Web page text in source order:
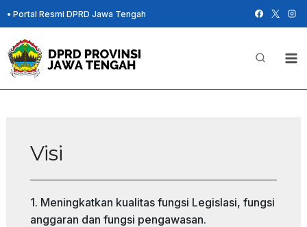
Skip
to
content
• Portal Resmi DPRD Jawa Tengah
Visi
1. Meningkatkan kualitas fungsi Legislasi, fungsi
anggaran dan fungsi pengawasan.